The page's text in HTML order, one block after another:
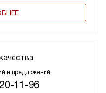
и предложений:
11-96